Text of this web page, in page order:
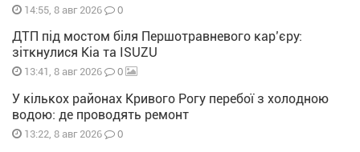
14:55, 8 авг 2026 0
ДТП під мостом біля Першотравневого кар’єру:
зіткнулися Kia та ISUZU
13:41, 8 авг 2026 0
У кількох районах Кривого Рогу перебої з холодною
водою: де проводять ремонт
13:22, 8 авг 2026 0